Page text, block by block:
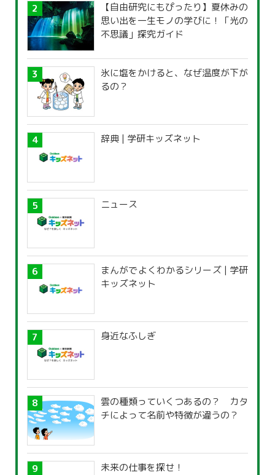
【自由研究にもぴったり】夏休みの
思い出を一生モノの学びに！「光の
不思議」探究ガイド
氷に塩をかけると、なぜ温度が下が
るの？
辞典 | 学研キッズネット
ニュース
まんがでよくわかるシリーズ | 学研
キッズネット
身近なふしぎ
雲の種類っていくつあるの？ カタ
チによって名前や特徴が違うの？
未来の仕事を探せ！